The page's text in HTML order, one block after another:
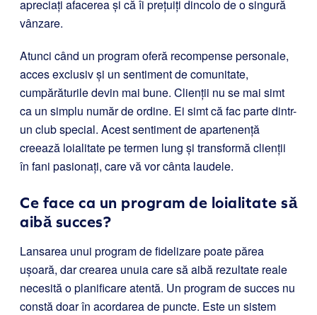
apreciați afacerea și că îi prețuiți dincolo de o singură
vânzare.
Atunci când un program oferă recompense personale,
acces exclusiv și un sentiment de comunitate,
cumpărăturile devin mai bune. Clienții nu se mai simt
ca un simplu număr de ordine. Ei simt că fac parte dintr-
un club special. Acest sentiment de apartenență
creează loialitate pe termen lung și transformă clienții
în fani pasionați, care vă vor cânta laudele.
Ce face ca un program de loialitate să
aibă succes?
Lansarea unui program de fidelizare poate părea
ușoară, dar crearea unuia care să aibă rezultate reale
necesită o planificare atentă. Un program de succes nu
constă doar în acordarea de puncte. Este un sistem